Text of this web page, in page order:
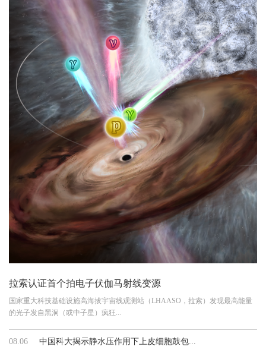
拉索认证首个拍电子伏伽马射线变源
国家重大科技基础设施高海拔宇宙线观测站（LHAASO，拉索）发现最高能量
的光子发自黑洞（或中子星）疯狂...
08.06 中国科大揭示静水压作用下上皮细胞鼓包...